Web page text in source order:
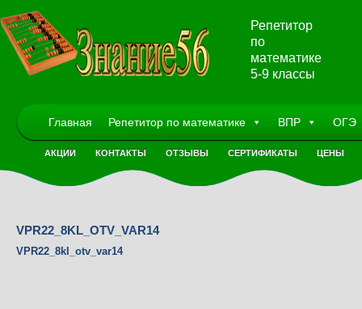
Репетитор
по
математике
5-9 классы
Главная Репетитор по математике ВПР ОГЭ
АКЦИИ КОНТАКТЫ ОТЗЫВЫ СЕРТИФИКАТЫ ЦЕНЫ
VPR22_8KL_OTV_VAR14
VPR22_8kl_otv_var14